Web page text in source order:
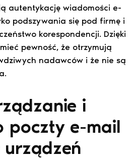
autentykację wiadomości e-
podszywania się pod firmę i
korespondencji. Dzięki
pewność, że otrzymują
nadawców i że nie są
i
poczty e-mail